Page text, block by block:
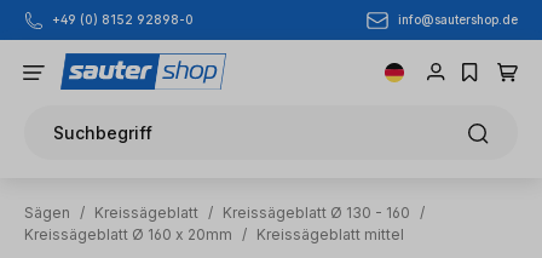
Zum Hauptinhalt springen
+49 (0) 8152 92898-0 info@sautershop.de
Suchbegriff
Sägen / Kreissägeblatt / Kreissägeblatt Ø 130 - 160
/
Kreissägeblatt Ø 160 x 20mm
/ Kreissägeblatt mittel